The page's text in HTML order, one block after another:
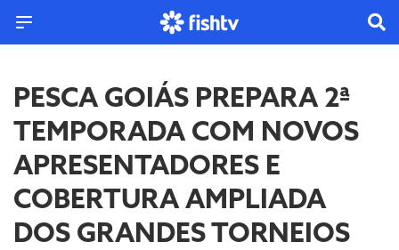
PESCA GOIÁS PREPARA 2ª
TEMPORADA COM NOVOS
APRESENTADORES E
COBERTURA AMPLIADA
DOS GRANDES TORNEIOS